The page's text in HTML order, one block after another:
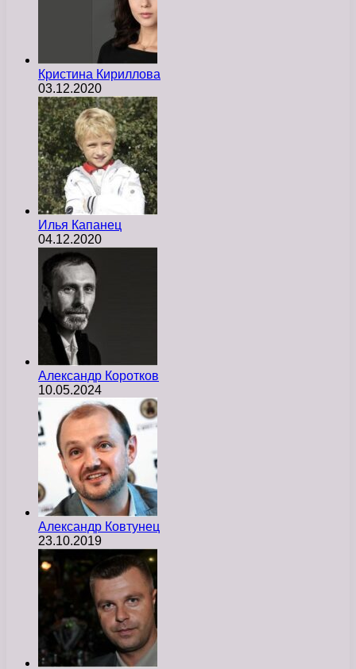
Кристина Кириллова
03.12.2020
Илья Капанец
04.12.2020
Александр Коротков
10.05.2024
Александр Ковтунец
23.10.2019